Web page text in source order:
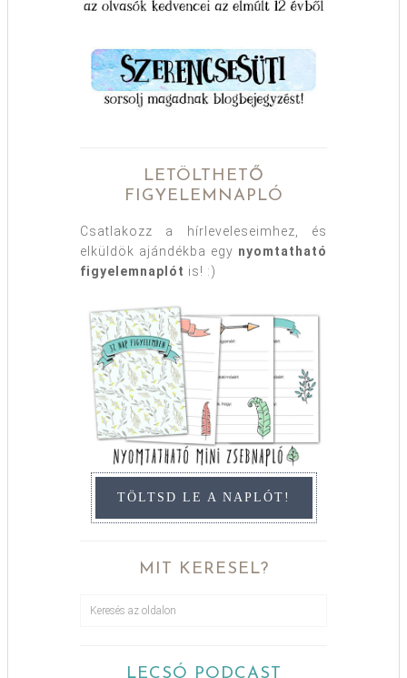
LETÖLTHETŐ
FIGYELEMNAPLÓ
Csatlakozz a hírleveleseimhez, és
elküldök ajándékba egy nyomtatható
figyelemnaplót is! :)
TÖLTSD LE A NAPLÓT!
MIT KERESEL?
LECSÓ PODCAST